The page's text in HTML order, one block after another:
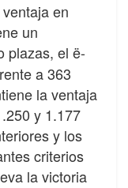
en
un
plazas, el ë-
a 363
la ventaja
y 1.177
y los
criterios
la victoria